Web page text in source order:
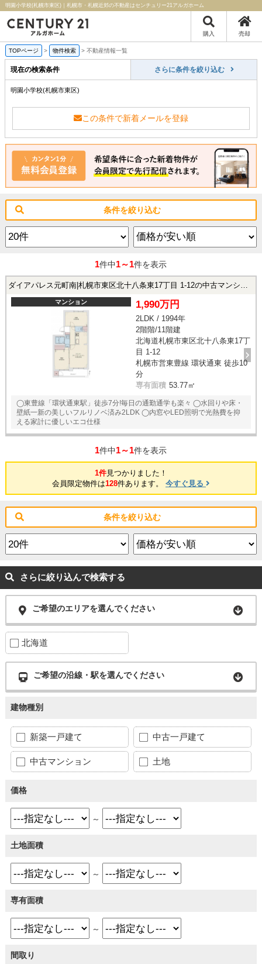
明園小学校(札幌市東区)｜札幌市・札幌近郊の不動産はセンチュリー21アルガホーム
購入 売却
TOPページ > 物件検索 > 不動産情報一覧
現在の検索条件 さらに条件を絞り込む
明園小学校(札幌市東区)
この条件で新着メールを登録
条件を絞り込む
1件中1～1件を表示
マンション 1,990万円
2LDK / 1994年
2階階/11階建
北海道札幌市東区北十八条東17丁
目 1-12
札幌市営東豊線 環状通東 徒歩10
分
専有面積 53.77㎡
◯東豊線「環状通東駅」徒歩7分!毎日の通勤通学も楽々 ◯水回りや床・
壁紙一新の美しいフルリノベ済み2LDK ◯内窓やLED照明で光熱費を抑
える家計に優しいエコ仕様
1件中1～1件を表示
1件見つかりました！
会員限定物件は128件あります。 今すぐ見る
条件を絞り込む
さらに絞り込んで検索する
ご希望のエリアを選んでください
北海道
ご希望の沿線・駅を選んでください
建物種別
新築一戸建て 中古一戸建て
中古マンション 土地
価格
～
土地面積
～
専有面積
～
間取り